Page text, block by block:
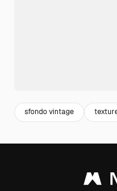
sfondo vintage